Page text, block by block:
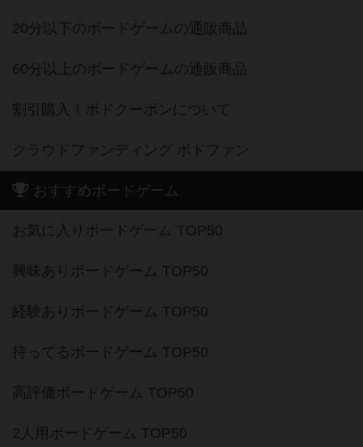
20分以下のボードゲームの通販商品
60分以上のボードゲームの通販商品
割引購入！ボドクーポンについて
クラウドファンディング ボドファン
おすすめボードゲーム
お気に入りボードゲーム TOP50
興味ありボードゲーム TOP50
経験ありボードゲーム TOP50
持ってるボードゲーム TOP50
高評価ボードゲーム TOP50
2人用ボードゲーム TOP50